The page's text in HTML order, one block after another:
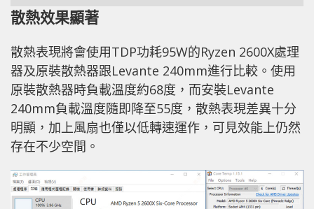
散熱效果顯著
散熱表現將會使用TDP功耗95W的Ryzen 2600X處理
器及原裝散熱器跟Levante 240mm進行比較。使用
原裝散熱器時負載溫度約68度，而安裝Levante
240mm負載溫度隨即降至55度，散熱表現差異十分
明顯，加上風扇也僅以低轉速運作，可見效能上仍然
存在不少空間。